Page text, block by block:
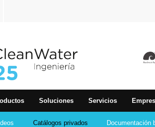
Soluciones Servicios
Catálogos privados Documentación